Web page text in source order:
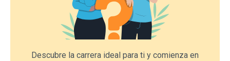
Descubre la carrera ideal para ti y comienza en